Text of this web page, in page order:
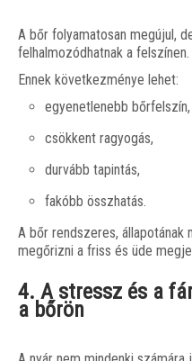
A bőr folyamatosan megújul,
felhalmozódhatnak a felszínen.
Ennek következménye lehet:
egyenetlenebb bőrfelszín,
csökkent ragyogás,
durvább tapintás,
fakóbb összhatás.
A bőr rendszeres, állapotának
megőrizni a friss és üde
4. A stressz és a
a bőrön